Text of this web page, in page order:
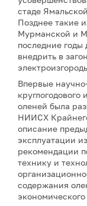
стаде
Позднее такие
Мурманской и
последние
внедрить в
Впервые
оленей была
НИИСХ
описание
эксплуатации
рекомендации
технику и
содержания